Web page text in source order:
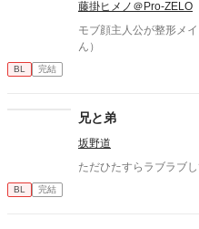
藤掛ヒメノ＠Pro-ZELO
モブ顔主人公が整形メイクでア
ん）
BL 完結
兄と弟
坂野道
ただひたすらラブラブし
BL 完結